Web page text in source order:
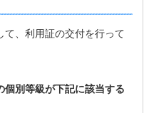
て、利用証の交付を行って
個別等級が下記に該当する